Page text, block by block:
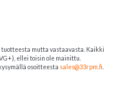
mutta vastaavasta. Kaikki
ellei toisin ole mainittu.
osoitteesta sales@33rpm.fi